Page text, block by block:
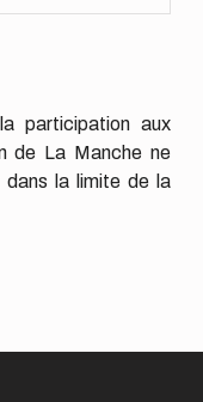
participation aux
de La Manche ne
la limite de la